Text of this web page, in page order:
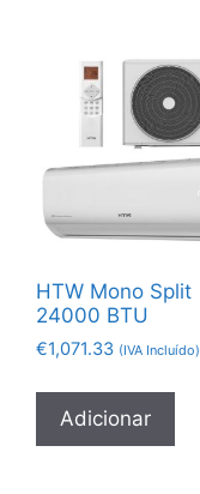
HTW Mono Split
24000 BTU
€1,071.33 (IVA Incluído)
Adicionar